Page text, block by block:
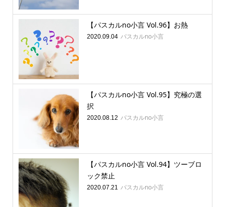
【パスカルno小言 Vol.96】お熱
2020.09.04 パスカルno小言
【パスカルno小言 Vol.95】究極の選
択
2020.08.12 パスカルno小言
【パスカルno小言 Vol.94】ツーブロ
ック禁止
2020.07.21 パスカルno小言